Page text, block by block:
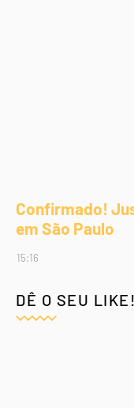
Confirmado!
em São Paulo
15:16
DÊ O SEU LIKE!